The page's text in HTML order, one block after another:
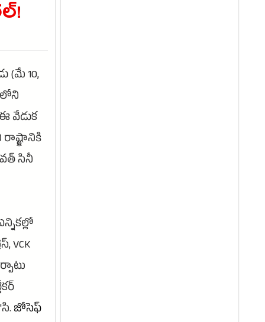
(మే 10,
వేడుక
సినీ
VCK
జోసెఫ్